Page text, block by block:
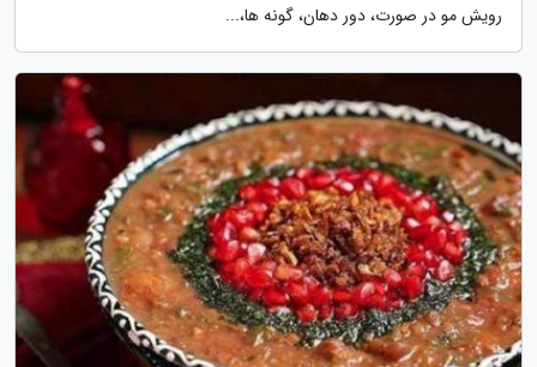
رویش مو در صورت، دور دهان، گونه ها،...